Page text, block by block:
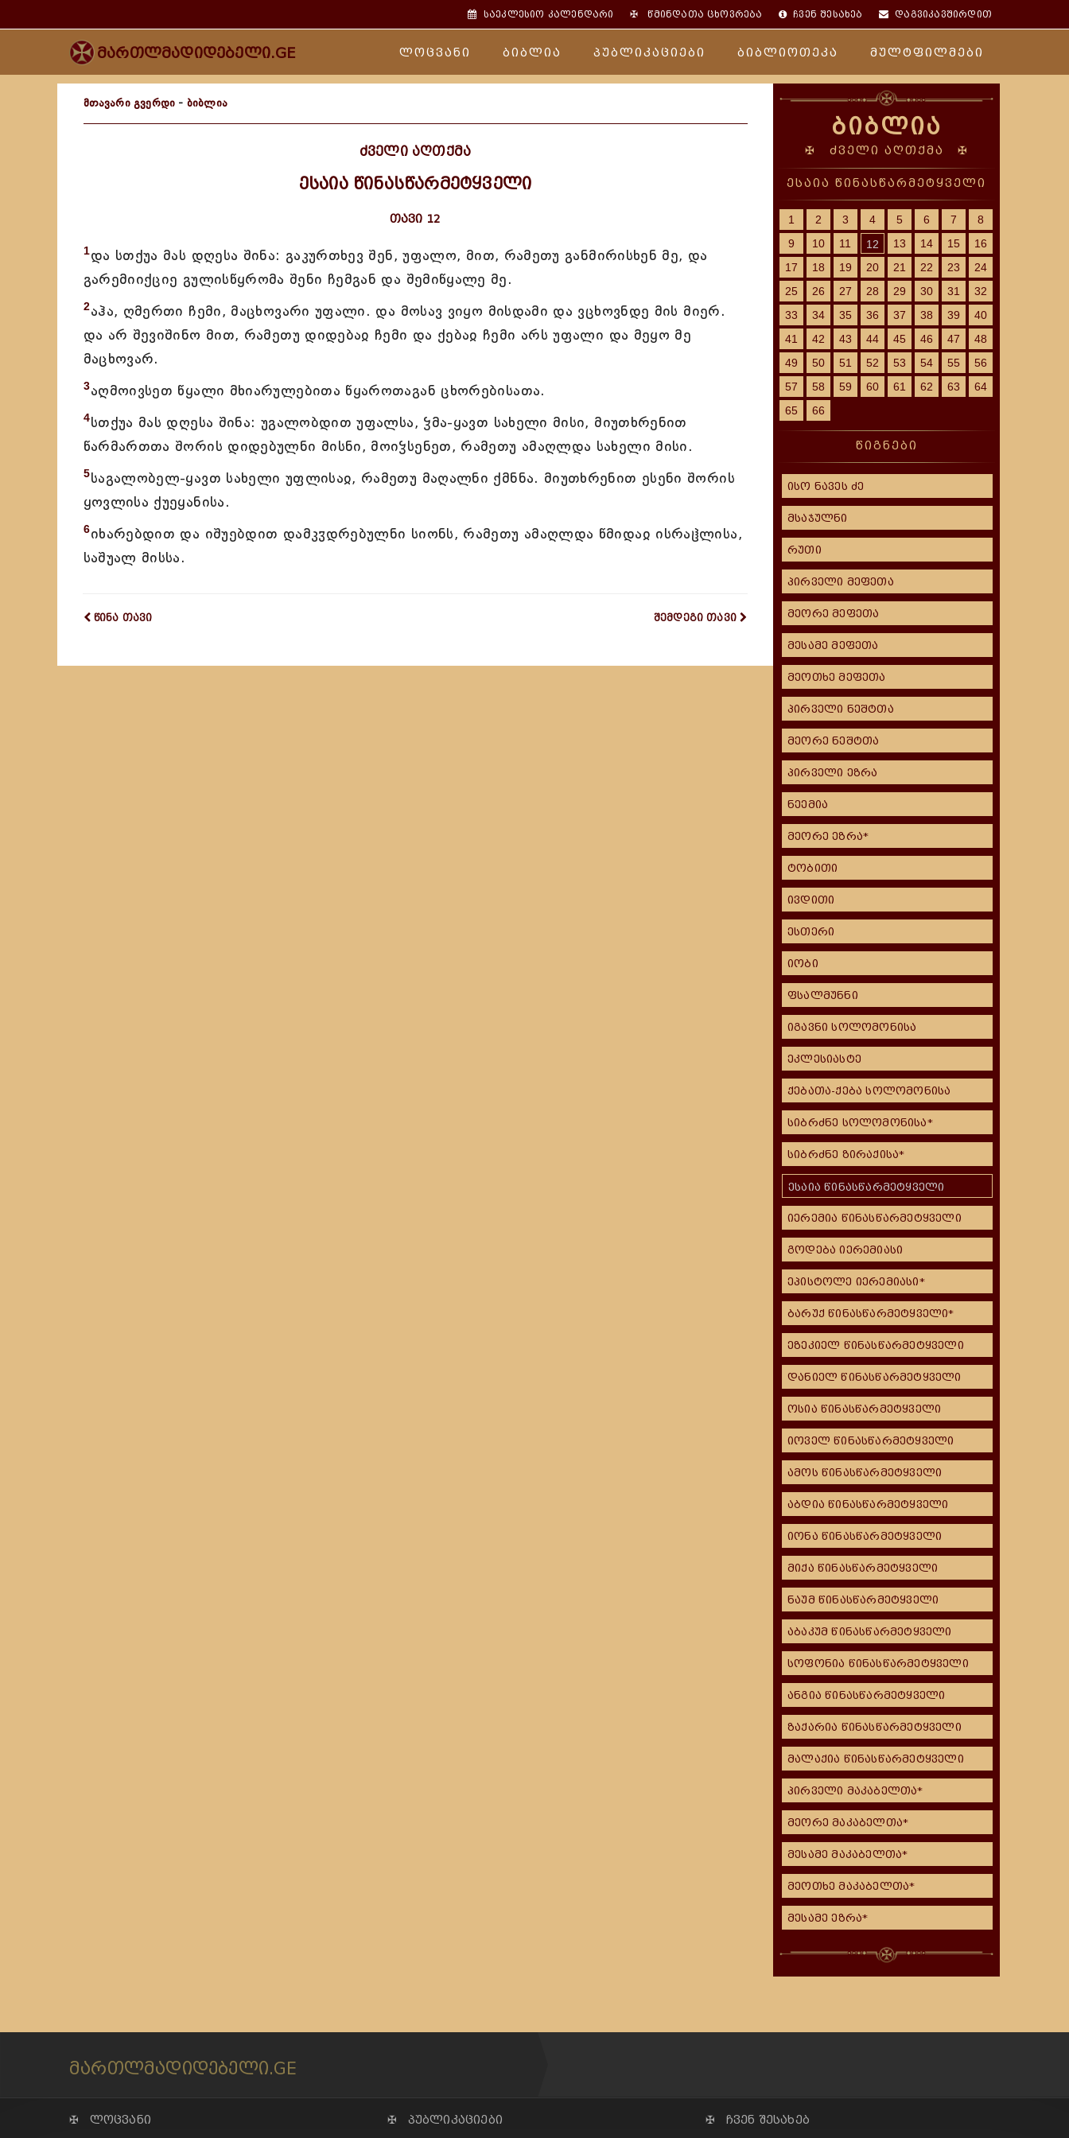
საეკლესიო კალენდარი ✠წმინდათა ცხოვრება ჩვენ შესახებ დაგვიკავშირდით
მართლმადიდებელი.GE ლოცვანი ბიბლია პუბლიკაციები ბიბლიოთეკა მულტფილმები
მთავარი გვერდი - ბიბლია
ძველი აღთქმა
ესაია წინასწარმეტყველი
თავი 12
1და სთქუა მას დღესა შინა: გაკურთხევ შენ, უფალო, მით, რამეთუ განმირისხენ მე, და
გარემიიქციე გულისწყრომა შენი ჩემგან და შემიწყალე მე.
2აჰა, ღმერთი ჩემი, მაცხოვარი უფალი. და მოსავ ვიყო მისდამი და ვცხოვნდე მის მიერ.
და არ შევიშინო მით, რამეთუ დიდებაჲ ჩემი და ქებაჲ ჩემი არს უფალი და მეყო მე
მაცხოვარ.
3აღმოივსეთ წყალი მხიარულებითა წყაროთაგან ცხორებისათა.
4სთქუა მას დღესა შინა: უგალობდით უფალსა, ჴმა-ყავთ სახელი მისი, მიუთხრენით
წარმართთა შორის დიდებულნი მისნი, მოიჴსენეთ, რამეთუ ამაღლდა სახელი მისი.
5საგალობელ-ყავთ სახელი უფლისაჲ, რამეთუ მაღალნი ქმნნა. მიუთხრენით ესენი შორის
ყოვლისა ქუეყანისა.
6იხარებდით და იშუებდით დამკჳდრებულნი სიონს, რამეთუ ამაღლდა წმიდაჲ ისრაჱლისა,
საშუალ მისსა.
წინა თავი შემდეგი თავი
ბიბლია
✠ ძველი აღთქმა ✠
ესაია წინასწარმეტყველი
1 2 3 4 5 6 7
8
9
10 11 12 13 14 15
16
17
18 19 20 21 22 23
24
25
26 27 28 29 30 31
32
33
34 35 36 37 38 39
40
41
42 43 44 45 46 47
48
49
50 51 52 53 54 55
56
57
58 59 60 61 62 63
64
65
66
წიგნები
ისო ნავეს ძე
მსაჯულნი
რუთი
პირველი მეფეთა
მეორე მეფეთა
მესამე მეფეთა
მეოთხე მეფეთა
პირველი ნეშტთა
მეორე ნეშტთა
პირველი ეზრა
ნეემია
მეორე ეზრა*
ტობითი
ივდითი
ესთერი
იობი
ფსალმუნნი
იგავნი სოლომონისა
ეკლესიასტე
ქებათა-ქება სოლომონისა
სიბრძნე სოლომონისა*
სიბრძნე ზირაქისა*
ესაია წინასწარმეტყველი
იერემია წინასწარმეტყველი
გოდება იერემიასი
ეპისტოლე იერემიასი*
ბარუქ წინასწარმეტყველი*
ეზეკიელ წინასწარმეტყველი
დანიელ წინასწარმეტყველი
ოსია წინასწარმეტყველი
იოველ წინასწარმეტყველი
ამოს წინასწარმეტყველი
აბდია წინასწარმეტყველი
იონა წინასწარმეტყველი
მიქა წინასწარმეტყველი
ნაუმ წინასწარმეტყველი
აბაკუმ წინასწარმეტყველი
სოფონია წინასწარმეტყველი
ანგია წინასწარმეტყველი
ზაქარია წინასწარმეტყველი
მალაქია წინასწარმეტყველი
პირველი მაკაბელთა*
მეორე მაკაბელთა*
მესამე მაკაბელთა*
მეოთხე მაკაბელთა*
მესამე ეზრა*
მართლმადიდებელი.GE
✠ ლოცვანი
✠ პუბლიკაციები
✠ ჩვენ შესახებ